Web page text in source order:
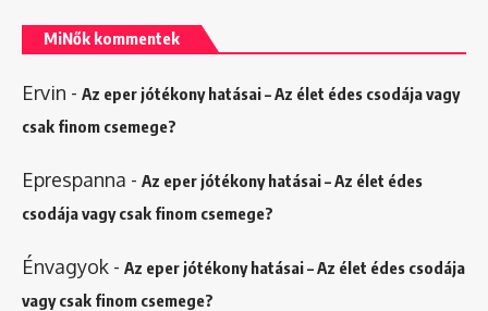
MiNők kommentek
Ervin - Az eper jótékony hatásai – Az élet édes csodája vagy
csak finom csemege?
Eprespanna - Az eper jótékony hatásai – Az élet édes
csodája vagy csak finom csemege?
Énvagyok - Az eper jótékony hatásai – Az élet édes csodája
vagy csak finom csemege?